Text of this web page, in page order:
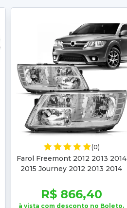
(0)
Farol Freemont 2012 2013 2014
2015 Journey 2012 2013 2014
R$ 866,40
à vista com desconto no Boleto.